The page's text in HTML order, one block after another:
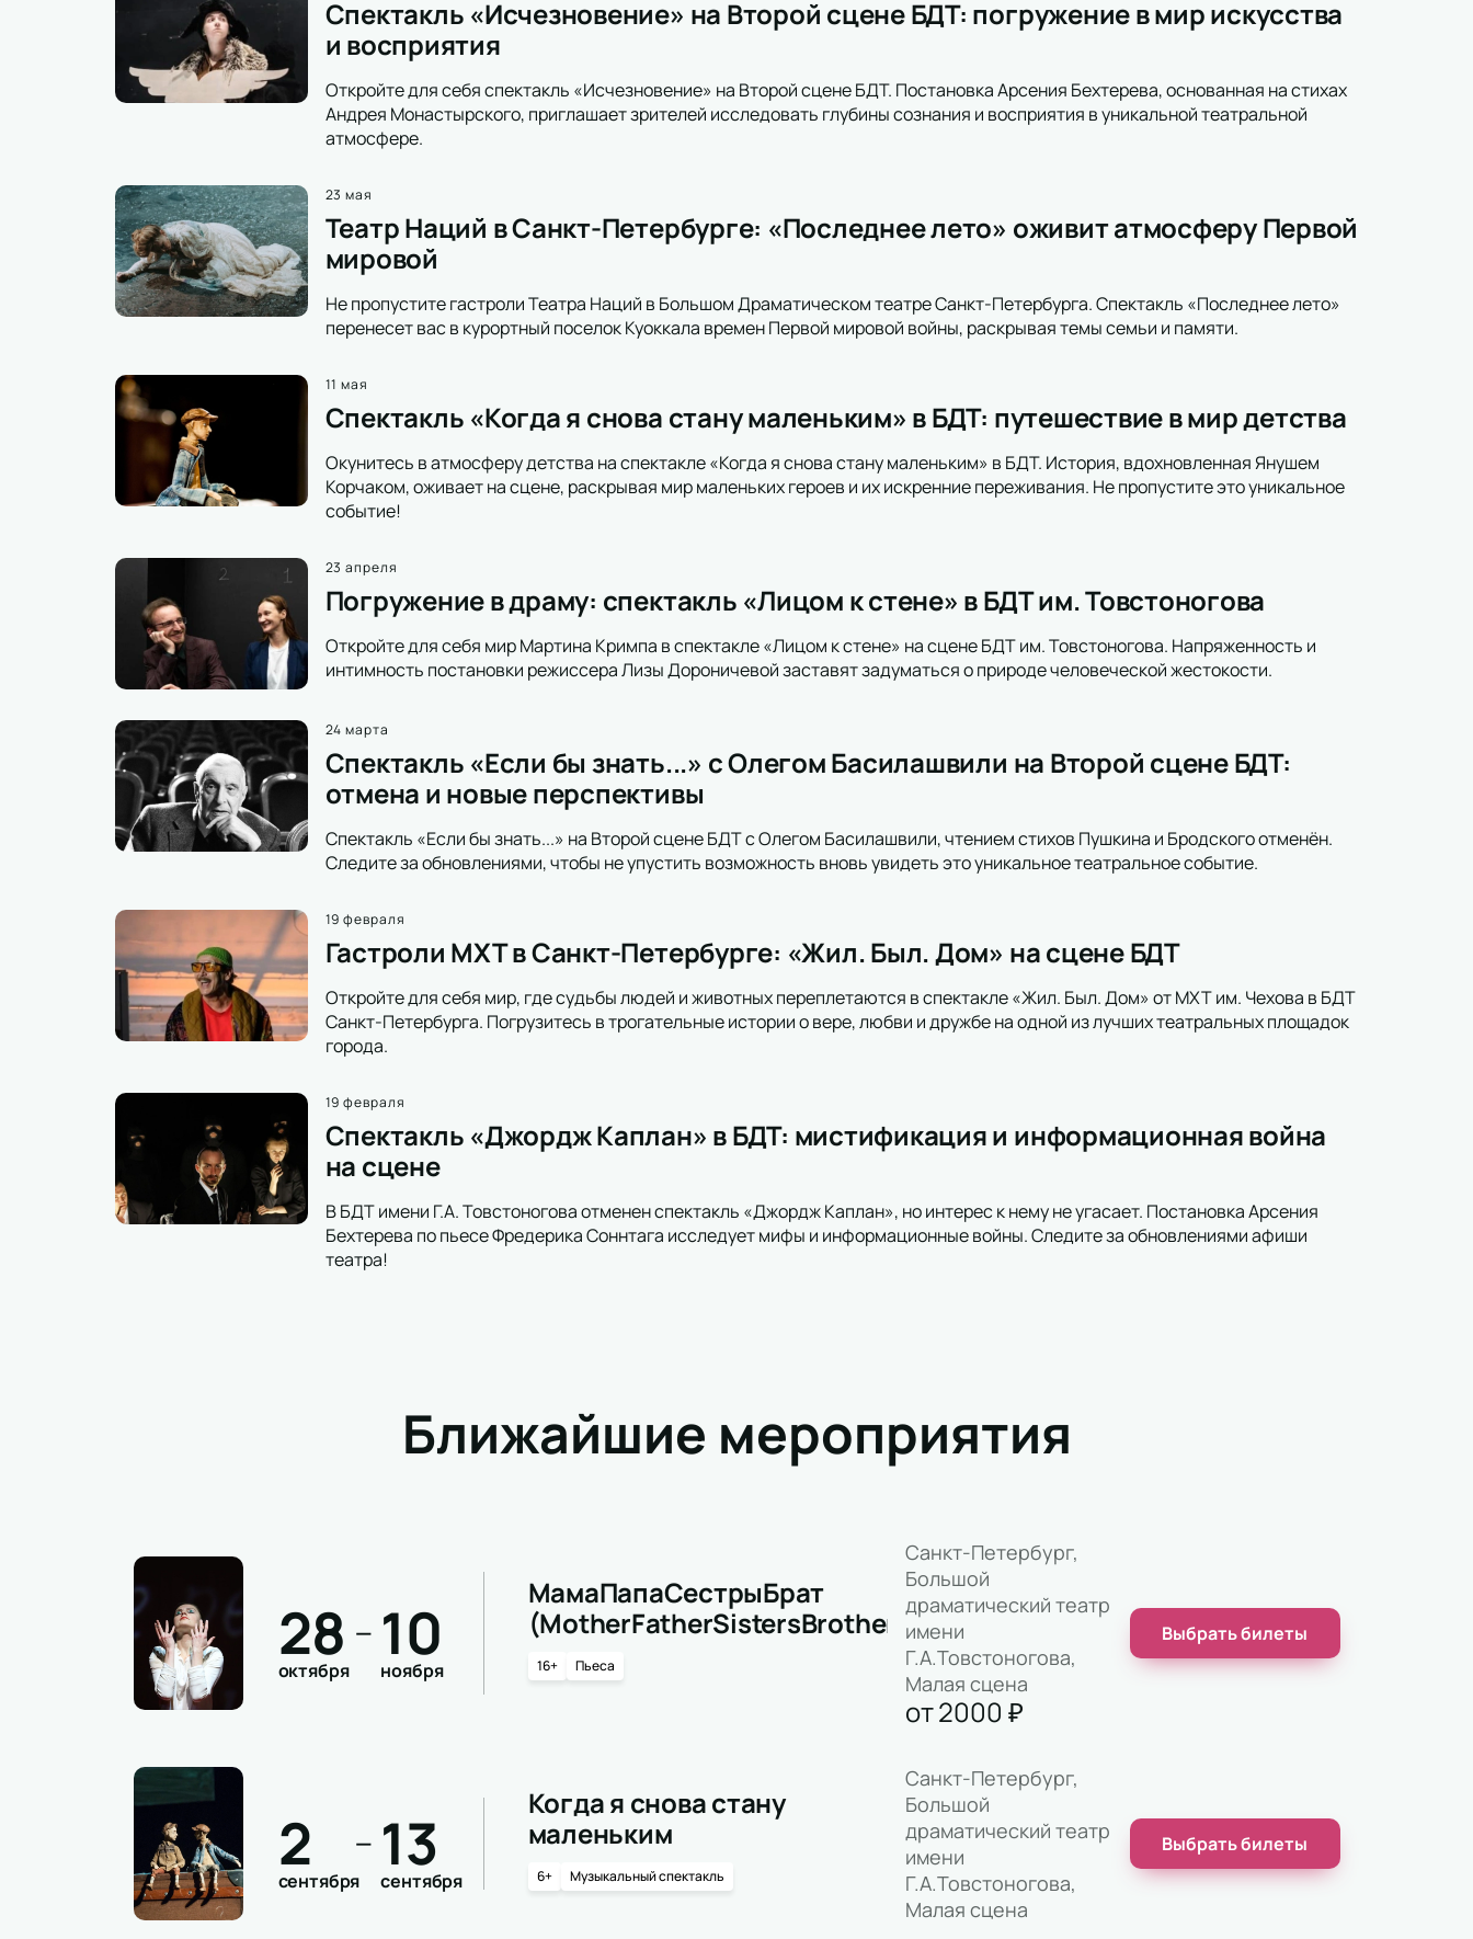
Спектакль «Исчезновение» на Второй сцене БДТ: погружение в мир искусства
и восприятия
Откройте для себя спектакль «Исчезновение» на Второй сцене БДТ. Постановка Арсения Бехтерева, основанная на стихах
Андрея Монастырского, приглашает зрителей исследовать глубины сознания и восприятия в уникальной театральной
атмосфере.
23 мая
Театр Наций в Санкт-Петербурге: «Последнее лето» оживит атмосферу Первой
мировой
Не пропустите гастроли Театра Наций в Большом Драматическом театре Санкт-Петербурга. Спектакль «Последнее лето»
перенесет вас в курортный поселок Куоккала времен Первой мировой войны, раскрывая темы семьи и памяти.
11 мая
Спектакль «Когда я снова стану маленьким» в БДТ: путешествие в мир детства
Окунитесь в атмосферу детства на спектакле «Когда я снова стану маленьким» в БДТ. История, вдохновленная Янушем
Корчаком, оживает на сцене, раскрывая мир маленьких героев и их искренние переживания. Не пропустите это уникальное
событие!
23 апреля
Погружение в драму: спектакль «Лицом к стене» в БДТ им. Товстоногова
Откройте для себя мир Мартина Кримпа в спектакле «Лицом к стене» на сцене БДТ им. Товстоногова. Напряженность и
интимность постановки режиссера Лизы Дороничевой заставят задуматься о природе человеческой жестокости.
24 марта
Спектакль «Если бы знать...» с Олегом Басилашвили на Второй сцене БДТ:
отмена и новые перспективы
Спектакль «Если бы знать...» на Второй сцене БДТ с Олегом Басилашвили, чтением стихов Пушкина и Бродского отменён.
Следите за обновлениями, чтобы не упустить возможность вновь увидеть это уникальное театральное событие.
19 февраля
Гастроли МХТ в Санкт-Петербурге: «Жил. Был. Дом» на сцене БДТ
Откройте для себя мир, где судьбы людей и животных переплетаются в спектакле «Жил. Был. Дом» от МХТ им. Чехова в БДТ
Санкт-Петербурга. Погрузитесь в трогательные истории о вере, любви и дружбе на одной из лучших театральных площадок
города.
19 февраля
Спектакль «Джордж Каплан» в БДТ: мистификация и информационная война
на сцене
В БДТ имени Г.А. Товстоногова отменен спектакль «Джордж Каплан», но интерес к нему не угасает. Постановка Арсения
Бехтерева по пьесе Фредерика Соннтага исследует мифы и информационные войны. Следите за обновлениями афиши
театра!
Ближайшие мероприятия
28
октября
— 10
ноября
МамаПапаСестрыБрат
(MotherFatherSistersBrother)
16+ Пьеса
Санкт-Петербург,
Большой
драматический театр
имени
Г.А.Товстоногова,
Малая сцена
от2000 ₽
Выбрать билеты
2
сентября
— 13
сентября
Когда я снова стану
маленьким
6+ Музыкальный спектакль
Санкт-Петербург,
Большой
драматический театр
имени
Г.А.Товстоногова,
Малая сцена
Выбрать билеты